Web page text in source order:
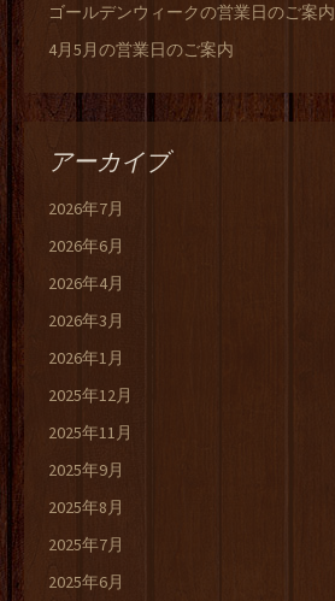
ゴールデンウィークの営業日のご案内
4月5月の営業日のご案内
アーカイブ
2026年7月
2026年6月
2026年4月
2026年3月
2026年1月
2025年12月
2025年11月
2025年9月
2025年8月
2025年7月
2025年6月